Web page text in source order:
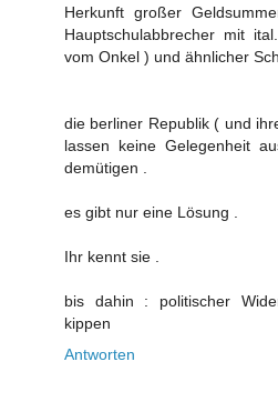
Herkunft großer
Hauptschulabbrecher mit
vom Onkel ) und ähnlicher
die berliner Republik ( und
lassen keine Gelegenheit
demütigen .
es gibt nur eine Lösung .
Ihr kennt sie .
bis dahin : politischer
kippen
Antworten